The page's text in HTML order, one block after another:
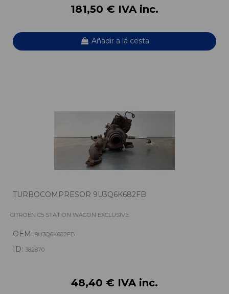
181,50 € IVA inc.
Añadir a la cesta
TURBOCOMPRESOR 9U3Q6K682FB
CITROËN C5 STATION WAGON EXCLUSIVE
OEM: 9U3Q6K682FB
ID: 382870
48,40 € IVA inc.